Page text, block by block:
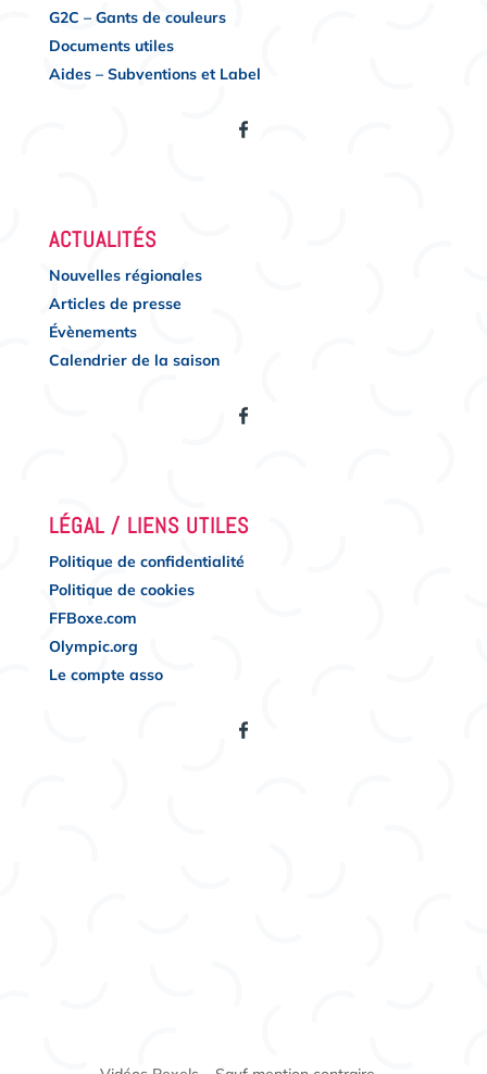
G2C – Gants de couleurs
Documents utiles
Aides – Subventions et Label
ACTUALITÉS
Nouvelles régionales
Articles de presse
Évènements
Calendrier de la saison
LÉGAL / LIENS UTILES
Politique de confidentialité
Politique de cookies
FFBoxe.com
Olympic.org
Le compte asso